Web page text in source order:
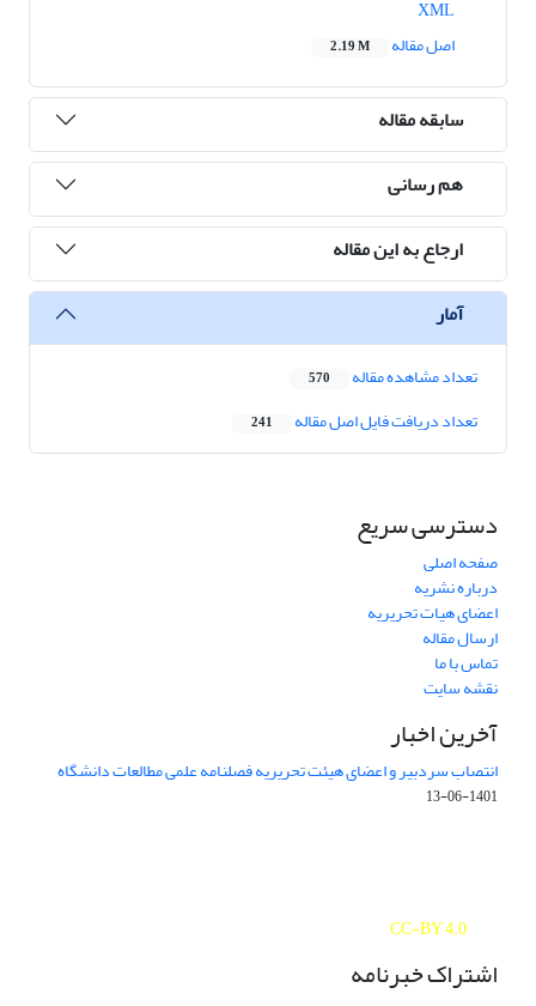
اصل مقاله
2.19 M
سابقه مقاله
هم رسانی
ارجاع به این مقاله
آمار
تعداد مشاهده مقاله 570
تعداد دریافت فایل اصل مقاله 241
دسترسی سریع
صفحه اصلی
درباره نشریه
اعضای هیات تحریریه
ارسال مقاله
تماس با ما
نقشه سایت
آخرین اخبار
انتصاب سردبیر و اعضای هیئت تحریریه فصلنامه علمی مطالعات دانشگاه
1401-06-13
CC-BY 4.0
اشتراک خبرنامه